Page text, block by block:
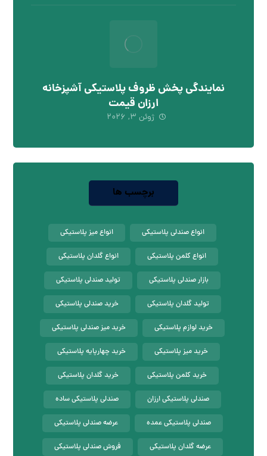
نمایندگی پخش ظروف پلاستیکی آشپزخانه
ارزان قیمت
ژوئن ۳, ۲۰۲۶
برچسب ها
انواع صندلی پلاستیکی انواع میز پلاستیکی
انواع کلمن پلاستیکی انواع گلدان پلاستیکی
بازار صندلی پلاستیکی تولید صندلی پلاستیکی
تولید گلدان پلاستیکی خرید صندلی پلاستیکی
خرید لوازم پلاستیکی خرید میز صندلی پلاستیکی
خرید میز پلاستیکی خرید چهارپایه پلاستیکی
خرید کلمن پلاستیکی خرید گلدان پلاستیکی
صندلی پلاستیکی ارزان صندلی پلاستیکی ساده
صندلی پلاستیکی عمده عرضه صندلی پلاستیکی
عرضه گلدان پلاستیکی فروش صندلی پلاستیکی